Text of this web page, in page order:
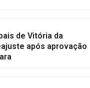
de Vitória da
após aprovação